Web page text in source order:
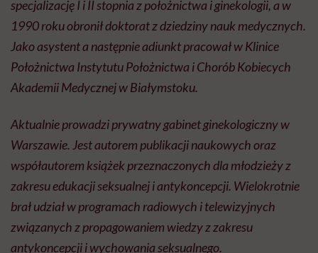
specjalizację I i II stopnia z położnictwa i ginekologii, a w
1990 roku obronił doktorat z dziedziny nauk medycznych.
Jako asystent a następnie adiunkt pracował w Klinice
Położnictwa Instytutu Położnictwa i Chorób Kobiecych
Akademii Medycznej w Białymstoku.
Aktualnie prowadzi prywatny gabinet ginekologiczny w
Warszawie. Jest autorem publikacji naukowych oraz
współautorem książek przeznaczonych dla młodzieży z
zakresu edukacji seksualnej i antykoncepcji. Wielokrotnie
brał udział w programach radiowych i telewizyjnych
związanych z propagowaniem wiedzy z zakresu
antykoncepcji i wychowania seksualnego.